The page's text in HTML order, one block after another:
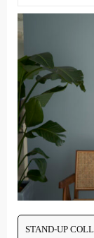
STAND-UP